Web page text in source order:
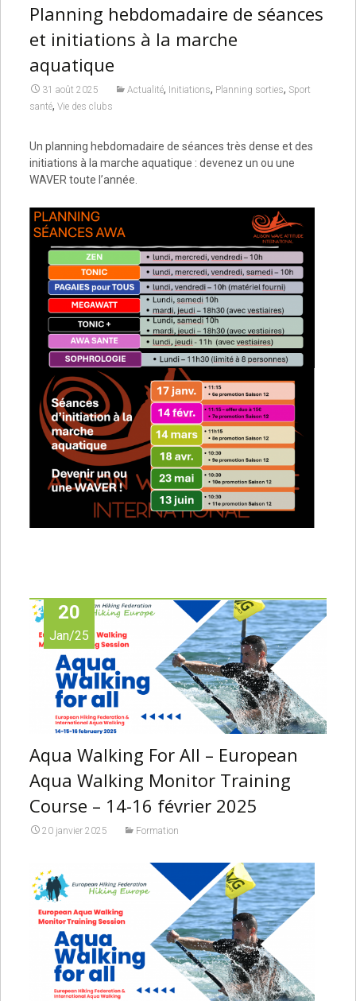
Planning hebdomadaire de séances
et initiations à la marche
aquatique
31 août 2025 Actualité, Initiations, Planning sorties, Sport
santé, Vie des clubs
Un planning hebdomadaire de séances très dense et des
initiations à la marche aquatique : devenez un ou une
WAVER toute l’année.
20
Jan/25
Aqua Walking For All – European
Aqua Walking Monitor Training
Course – 14-16 février 2025
20 janvier 2025 Formation